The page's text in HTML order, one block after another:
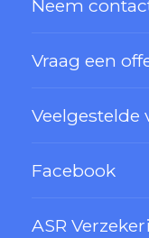
Neem
Vraag een
Veelgestelde
Facebook
ASR